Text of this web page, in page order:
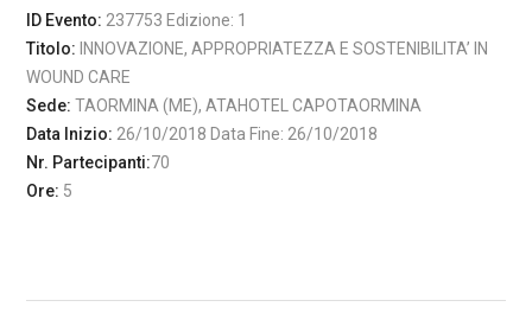
ID Evento: 237753 Edizione: 1
Titolo: INNOVAZIONE, APPROPRIATEZZA E SOSTENIBILITA’ IN
WOUND CARE
Sede: TAORMINA (ME), ATAHOTEL CAPOTAORMINA
Data Inizio: 26/10/2018 Data Fine: 26/10/2018
Nr. Partecipanti:70
Ore: 5